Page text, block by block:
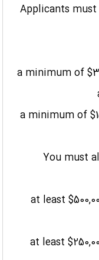
Applicants
a minimum of
a minimum of
You must
at least
at least